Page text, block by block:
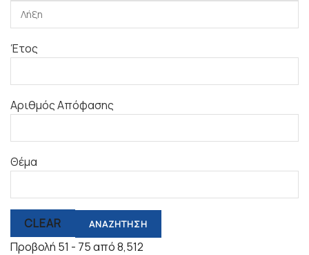
Έτος
Αριθμός Απόφασης
Θέμα
CLEAR
Προβολή 51 - 75 από 8,512